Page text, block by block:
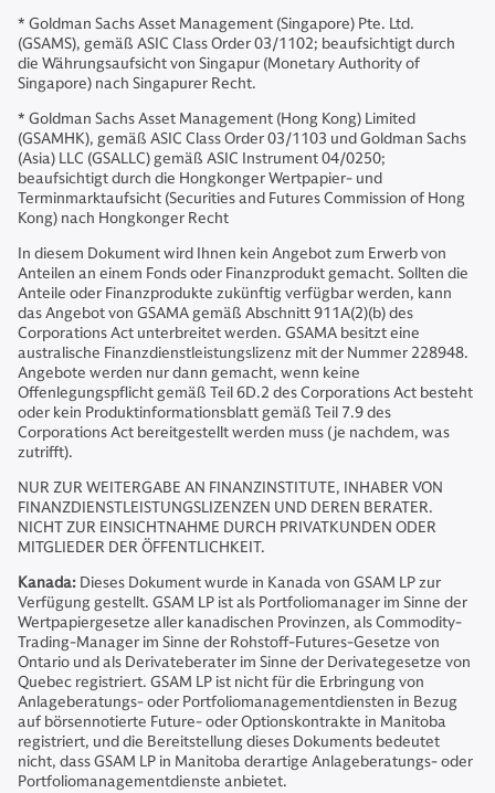
* Goldman Sachs Asset Management (Singapore) Pte. Ltd.
(GSAMS), gemäß ASIC Class Order 03/1102; beaufsichtigt durch
die Währungsaufsicht von Singapur (Monetary Authority of
Singapore) nach Singapurer Recht.
* Goldman Sachs Asset Management (Hong Kong) Limited
(GSAMHK), gemäß ASIC Class Order 03/1103 und Goldman Sachs
(Asia) LLC (GSALLC) gemäß ASIC Instrument 04/0250;
beaufsichtigt durch die Hongkonger Wertpapier- und
Terminmarktaufsicht (Securities and Futures Commission of Hong
Kong) nach Hongkonger Recht
In diesem Dokument wird Ihnen kein Angebot zum Erwerb von
Anteilen an einem Fonds oder Finanzprodukt gemacht. Sollten die
Anteile oder Finanzprodukte zukünftig verfügbar werden, kann
das Angebot von GSAMA gemäß Abschnitt 911A(2)(b) des
Corporations Act unterbreitet werden. GSAMA besitzt eine
australische Finanzdienstleistungslizenz mit der Nummer 228948.
Angebote werden nur dann gemacht, wenn keine
Offenlegungspflicht gemäß Teil 6D.2 des Corporations Act besteht
oder kein Produktinformationsblatt gemäß Teil 7.9 des
Corporations Act bereitgestellt werden muss (je nachdem, was
zutrifft).
NUR ZUR WEITERGABE AN FINANZINSTITUTE, INHABER VON
FINANZDIENSTLEISTUNGSLIZENZEN UND DEREN BERATER.
NICHT ZUR EINSICHTNAHME DURCH PRIVATKUNDEN ODER
MITGLIEDER DER ÖFFENTLICHKEIT.
Kanada: Dieses Dokument wurde in Kanada von GSAM LP zur
Verfügung gestellt. GSAM LP ist als Portfoliomanager im Sinne der
Wertpapiergesetze aller kanadischen Provinzen, als Commodity-
Trading-Manager im Sinne der Rohstoff-Futures-Gesetze von
Ontario und als Derivateberater im Sinne der Derivategesetze von
Quebec registriert. GSAM LP ist nicht für die Erbringung von
Anlageberatungs- oder Portfoliomanagementdiensten in Bezug
auf börsennotierte Future- oder Optionskontrakte in Manitoba
registriert, und die Bereitstellung dieses Dokuments bedeutet
nicht, dass GSAM LP in Manitoba derartige Anlageberatungs- oder
Portfoliomanagementdienste anbietet.